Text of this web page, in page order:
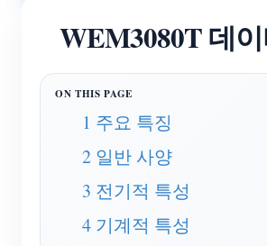
삼상 Wi-Fi 에너지 계량기
삼상 Wi-Fi 에너지 계량기
삼상 Wi-Fi 에너지 계량기
WiFi 전력 컨트롤러
IAMMETER Cloud Pro
셀프 호스팅 서비스
EV 충전기
WEM3080T 데
1 주요 특징
2 일반 사양
3 전기적 특성
4 기계적 특성